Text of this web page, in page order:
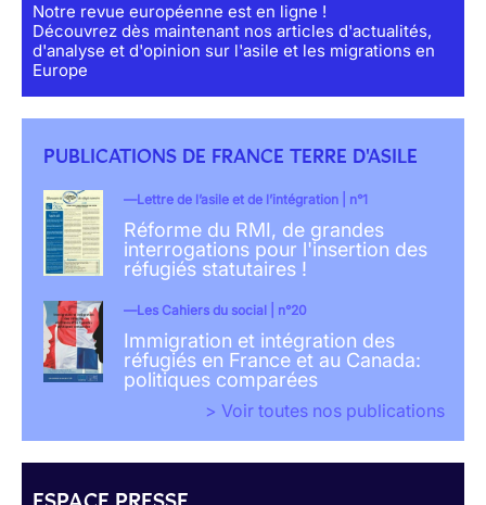
Notre revue européenne est en ligne !
Découvrez dès maintenant nos articles d'actualités,
d'analyse et d'opinion sur l'asile et les migrations en
Europe
PUBLICATIONS DE FRANCE TERRE D'ASILE
Lettre de l’asile et de l’intégration | n°1
Réforme du RMI, de grandes
interrogations pour l'insertion des
réfugiés statutaires !
Les Cahiers du social | n°20
Immigration et intégration des
réfugiés en France et au Canada:
politiques comparées
> Voir toutes nos publications